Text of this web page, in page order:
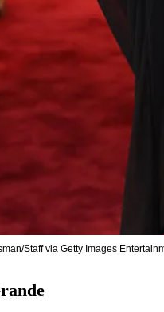
Staff via Getty Images